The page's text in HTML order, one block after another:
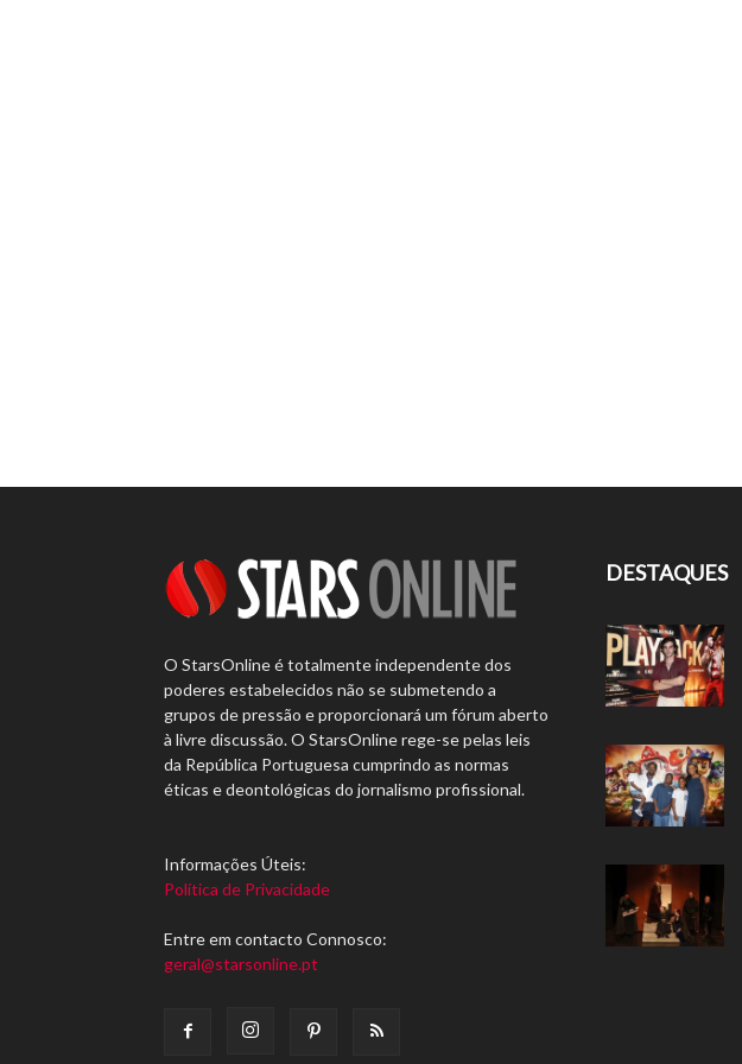
O StarsOnline é totalmente independente dos
poderes estabelecidos não se submetendo a
grupos de pressão e proporcionará um fórum aberto
à livre discussão. O StarsOnline rege-se pelas leis
da República Portuguesa cumprindo as normas
éticas e deontológicas do jornalismo profissional.
Informações Úteis:
Política de Privacidade
Entre em contacto Connosco:
geral@starsonline.pt
DESTAQUES